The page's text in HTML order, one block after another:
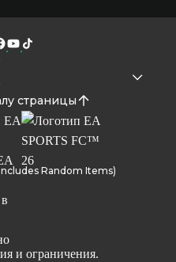
страницы
Random Items)
и ограничения.